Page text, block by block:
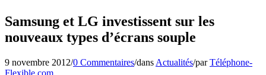
Samsung et LG investissent sur les
nouveaux types d’écrans souple
9 novembre 2012/0 Commentaires/dans Actualités/parTéléphone-
Flexible.com